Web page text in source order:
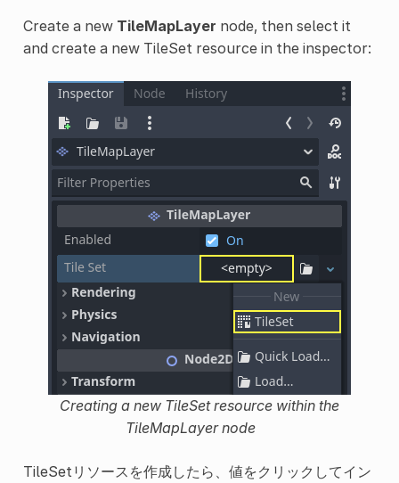
Create a new TileMapLayer node, then select it
and create a new TileSet resource in the inspector:
Creating a new TileSet resource within the
TileMapLayer node
TileSetリソースを作成したら、値をクリックしてイン